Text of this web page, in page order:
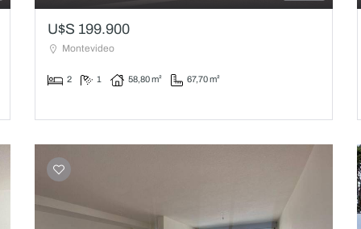
U$S 199.900
Montevideo
2 1 58,80 m² 67,70 m²